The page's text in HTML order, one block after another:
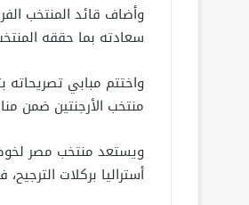
وأضاف قائد المنتخب
سعادته بما حققه
واختتم مبابي تصريحاته
منتخب الأرجنتين ضمن منافسات دور الـ16، ومواصلة
ويستعد منتخب مصر
أستراليا بركلات